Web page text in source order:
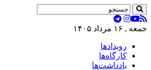
جمعه , ۱۶ مرداد ۱۴۰۵
رویدادها
کارگاه‌ها
یادداشت‌ها